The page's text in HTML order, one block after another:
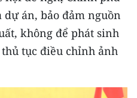
án, bảo đảm nguồn
không để phát sinh
tục điều chỉnh ảnh